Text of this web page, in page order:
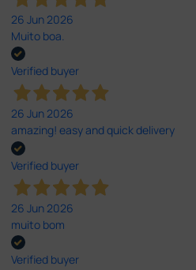
26 Jun 2026
Muito boa.
Verified buyer
26 Jun 2026
amazing! easy and quick delivery
Verified buyer
26 Jun 2026
muito bom
Verified buyer